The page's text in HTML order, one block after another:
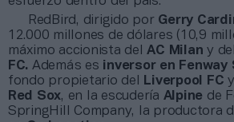
RedBird, dirigido por Gerry
12.000 millones de dólares (10,9
máximo accionista delAC Milany del
FC. Además es inversor en Fenway
fondo propietario del
Liverpool FC
Red Sox, en la escudería Alpine de
SpringHill Company, la productora